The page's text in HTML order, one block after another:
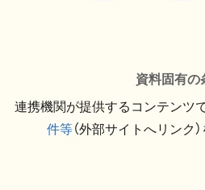
資料固有の
連携機関が提供するコンテンツで
件等（外部サイトへリンク